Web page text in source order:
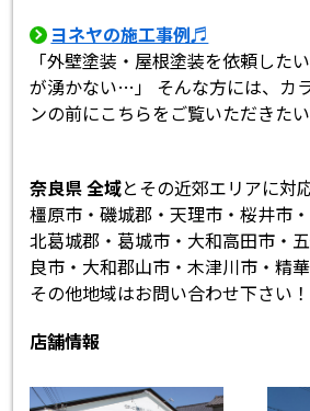
ヨネヤの施工事例♬
「外壁塗装・屋根塗装を依頼した
が湧かない…」 そんな方には、カ
ンの前にこちらをご覧いただきたい
奈良県 全域とその近郊エリアに対
橿原市・磯城郡・天理市・桜井市
北葛城郡・葛城市・大和高田市・
良市・大和郡山市・木津川市・精
その他地域はお問い合わせ下さい！
店舗情報